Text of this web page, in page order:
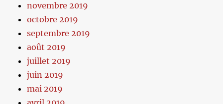
novembre 2019
octobre 2019
septembre 2019
août 2019
juillet 2019
juin 2019
mai 2019